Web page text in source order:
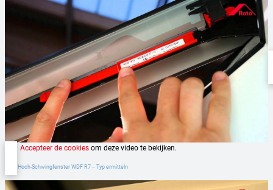
Accepteer de cookies om deze video te bekijken.
Roto Hoch-Schwingfenster WDF R7 ‒ Typ ermitteln